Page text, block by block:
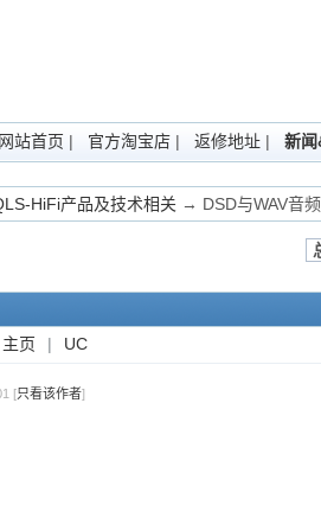
网站首页 | 官方淘宝店 | 返修地址 | 新闻
HiFi产品及技术相关 → DSD与WAV音
主页 | UC
[只看该作者]